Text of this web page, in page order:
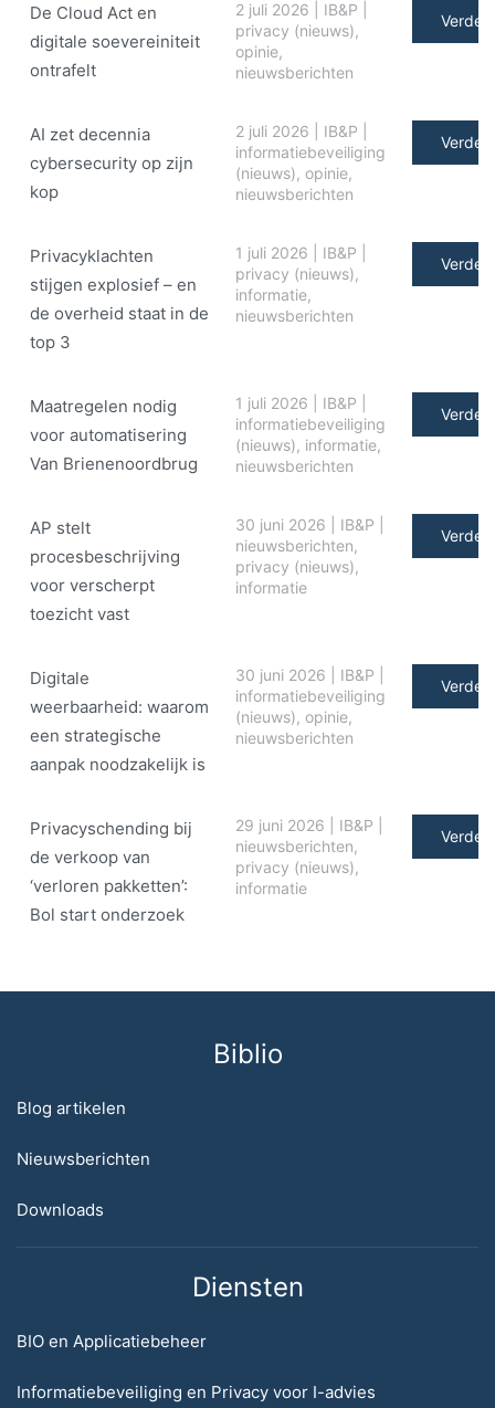
De Cloud Act en
digitale soe­ve­rei­ni­teit
ontrafelt
2 juli 2026 IB&P
privacy (nieuws),
opinie,
nieuwsberichten
Verder
AI zet decennia
cybersecurity op zijn
kop
2 juli 2026 IB&P
informatiebeveiliging
(nieuws), opinie,
nieuwsberichten
Verder
Privacyklachten
stijgen explosief – en
de overheid staat in de
top 3
1 juli 2026 IB&P
privacy (nieuws),
informatie,
nieuwsberichten
Verder
Maatregelen nodig
voor automatisering
Van Brienenoordbrug
1 juli 2026 IB&P
informatiebeveiliging
(nieuws), informatie,
nieuwsberichten
Verder
AP stelt
procesbeschrijving
voor verscherpt
toezicht vast
30 juni 2026 IB&P
nieuwsberichten,
privacy (nieuws),
informatie
Verder
Digitale
weerbaarheid: waarom
een strategische
aanpak noodzakelijk is
30 juni 2026 IB&P
informatiebeveiliging
(nieuws), opinie,
nieuwsberichten
Verder
Privacyschending bij
de verkoop van
‘verloren pakketten’:
Bol start onderzoek
29 juni 2026 IB&P
nieuwsberichten,
privacy (nieuws),
informatie
Verder
Biblio
Blog artikelen
Nieuwsberichten
Downloads
Diensten
BIO en Applicatiebeheer
Informatiebeveiliging en Privacy voor I-advies